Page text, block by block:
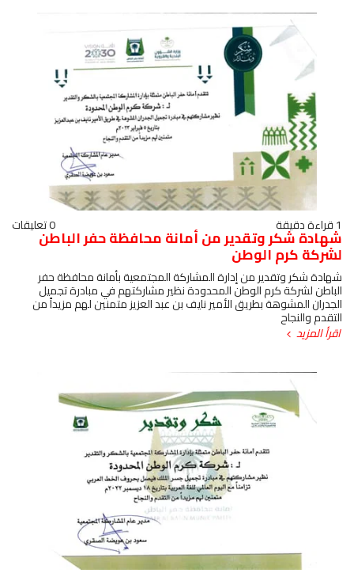
1 قراءة دقيقة 0 تعليقات
شهادة شكر وتقدير من أمانة محافظة حفر الباطن
لشركة كرم الوطن
شهادة شكر وتقدير من إدارة المشاركة المجتمعية بأمانة محافظة حفر
الباطن لشركة كرم الوطن المحدودة نظير مشاركتهم في مبادرة تجميل
الجدران المشوهة بطريق الأمير نايف بن عبد العزيز متمنين لهم مزيداً من
التقدم والنجاح
اقرأ المزيد